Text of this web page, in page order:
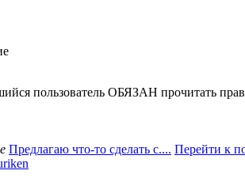
пользователь ОБЯЗАН прочитать
Предлагаю что-то сделать с.... Перейти к